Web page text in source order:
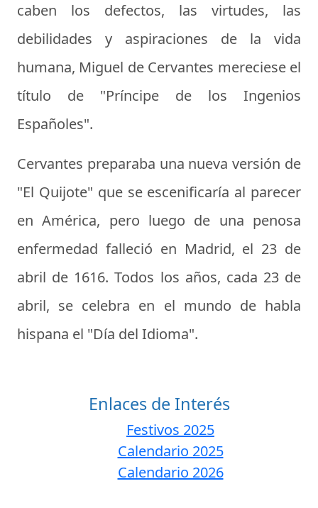
caben los defectos, las virtudes, las
debilidades y aspiraciones de la vida
humana, Miguel de Cervantes mereciese el
título de "Príncipe de los Ingenios
Españoles".
Cervantes preparaba una nueva versión de
"El Quijote" que se escenificaría al parecer
en América, pero luego de una penosa
enfermedad falleció en Madrid, el 23 de
abril de 1616. Todos los años, cada 23 de
abril, se celebra en el mundo de habla
hispana el "Día del Idioma".
Enlaces de Interés
Festivos 2025
Calendario 2025
Calendario 2026